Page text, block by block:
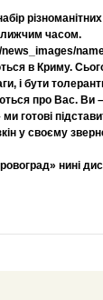
часом.
в Криму.
і бути
про Вас.
ми готові
у своєму
нині